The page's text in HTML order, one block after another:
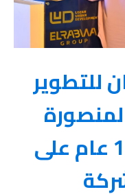
للتطوير
للاحتفال بمرور 16 عام على